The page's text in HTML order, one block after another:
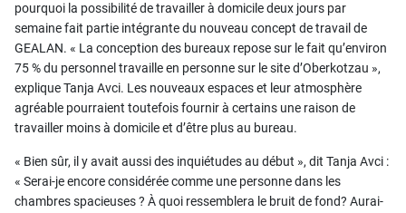
pourquoi la possibilité de travailler à domicile deux jours par
semaine fait partie intégrante du nouveau concept de travail de
GEALAN. « La conception des bureaux repose sur le fait qu’environ
75 % du personnel travaille en personne sur le site d’Oberkotzau »,
explique Tanja Avci. Les nouveaux espaces et leur atmosphère
agréable pourraient toutefois fournir à certains une raison de
travailler moins à domicile et d’être plus au bureau.
« Bien sûr, il y avait aussi des inquiétudes au début », dit Tanja Avci :
« Serai-je encore considérée comme une personne dans les
chambres spacieuses ? À quoi ressemblera le bruit de fond? Aurai-